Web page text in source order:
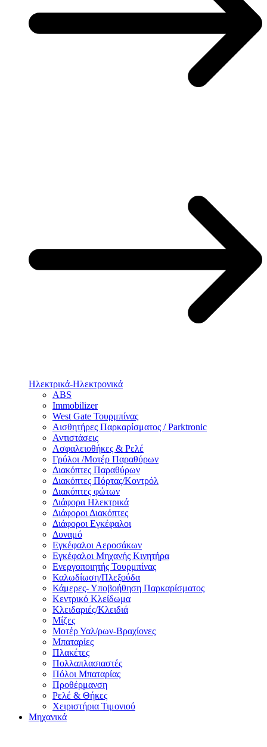
Ηλεκτρικά-Ηλεκτρονικά
ABS
Immobilizer
West Gate Τουρμπίνας
Αισθητήρες Παρκαρίσματος / Parktronic
Αντιστάσεις
Ασφαλειοθήκες & Ρελέ
Γρύλοι /Μοτέρ Παραθύρων
Διακόπτες Παραθύρων
Διακόπτες Πόρτας/Κοντρόλ
Διακόπτες φώτων
Διάφορα Ηλεκτρικά
Διάφοροι Διακόπτες
Διάφοροι Εγκέφαλοι
Δυναμό
Εγκέφαλοι Αεροσάκων
Εγκέφαλοι Μηχανής Κινητήρα
Ενεργοποιητής Τουρμπίνας
Καλωδίωση/Πλεξούδα
Κάμερες- Υποβοήθηση Παρκαρίσματος
Κεντρικό Κλείδωμα
Κλειδαριές/Κλειδιά
Μίζες
Μοτέρ Υαλ/ρων-Βραχίονες
Μπαταρίες
Πλακέτες
Πολλαπλασιαστές
Πόλοι Μπαταρίας
Προθέρμανση
Ρελέ & Θήκες
Χειριστήρια Τιμονιού
Μηχανικά